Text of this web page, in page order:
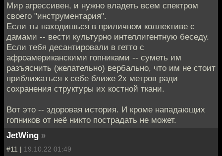
Мир агрессивен, и нужно владеть всем спектром
своего "инструментария".
Если ты находишься в приличном коллективе с
дамами -- вести культурно интеллигентную беседу.
Если тебя десантировали в гетто с
афроамериканскими гопниками -- суметь им
разъяснить (желательно) вербально, что им не стоит
приближаться к себе ближе 2х метров ради
сохранения структуры их костной ткани.
Вот это -- здоровая история. И кроме нападающих
гопников от неё никто пострадать не может.
JetWing »
#11 | 19.10.22 01:49